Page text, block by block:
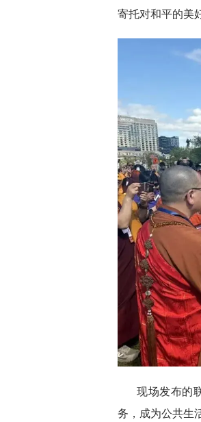
寄托对和平的美
现场发布的
务，成为公共生